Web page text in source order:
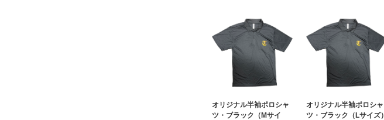
オリジナル半袖ポロシャ
ツ・ブラック（Mサイ
オリジナル半袖ポロシャ
ツ・ブラック（Lサイズ）